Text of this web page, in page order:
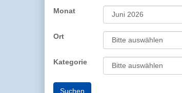
Monat
Ort
Kategorie